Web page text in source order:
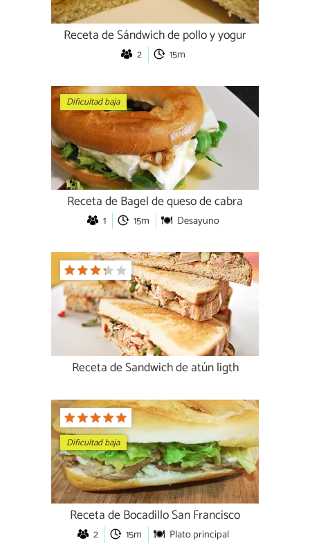
Receta de Sándwich de pollo y yogur
2 15m
Dificultad baja
Receta de Bagel de queso de cabra
1 15m Desayuno
Receta de Sandwich de atún ligth
Dificultad baja
Receta de Bocadillo San Francisco
2 15m Plato principal